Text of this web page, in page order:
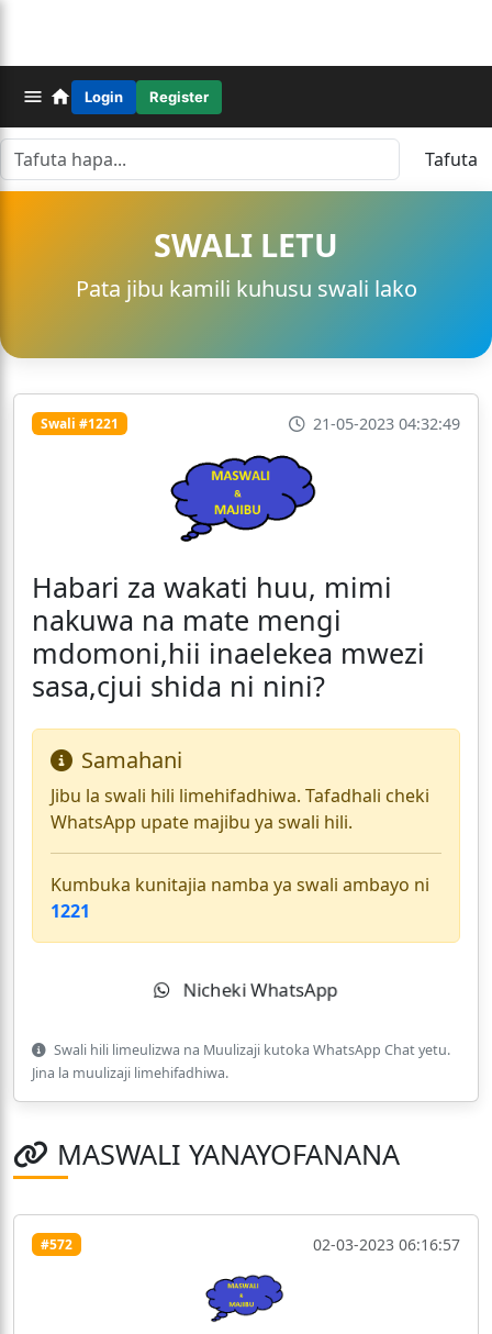
Login Register
Tafuta
SWALI LETU
Pata jibu kamili kuhusu swali lako
Swali #1221 21-05-2023 04:32:49
Habari za wakati huu, mimi
nakuwa na mate mengi
mdomoni,hii inaelekea mwezi
sasa,cjui shida ni nini?
Samahani
Jibu la swali hili limehifadhiwa. Tafadhali cheki
WhatsApp upate majibu ya swali hili.
Kumbuka kunitajia namba ya swali ambayo ni
1221
Nicheki WhatsApp
Swali hili limeulizwa na Muulizaji kutoka WhatsApp Chat yetu.
Jina la muulizaji limehifadhiwa.
MASWALI YANAYOFANANA
#572 02-03-2023 06:16:57